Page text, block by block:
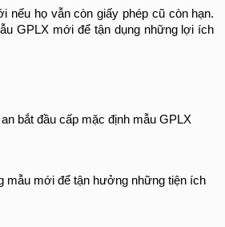
nếu họ vẫn còn giấy phép cũ còn hạn.
GPLX mới để tận dụng những lợi ích
bắt đầu cấp mặc định mẫu GPLX
mẫu mới để tận hưởng những tiện ích